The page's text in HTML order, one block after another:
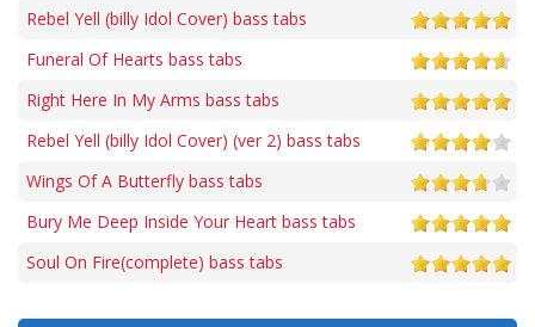
Rebel Yell (billy Idol Cover) bass tabs
Funeral Of Hearts bass tabs
Right Here In My Arms bass tabs
Rebel Yell (billy Idol Cover) (ver 2) bass tabs
Wings Of A Butterfly bass tabs
Bury Me Deep Inside Your Heart bass tabs
Soul On Fire(complete) bass tabs